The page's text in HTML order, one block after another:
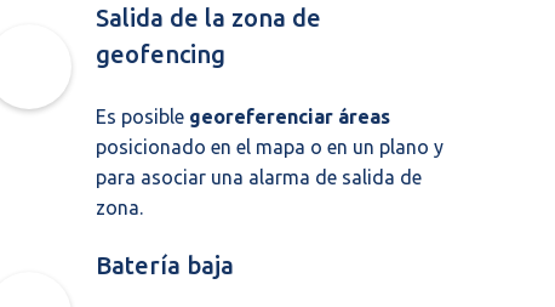
Salida de la zona de
geofencing
Es posible georeferenciar áreas
posicionado en el mapa o en un plano y
para asociar una alarma de salida de
zona.
Batería baja